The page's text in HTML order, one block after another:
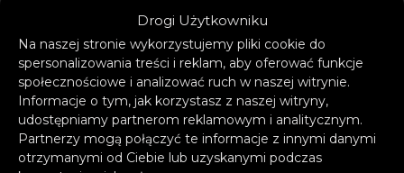
Drogi Użytkowniku
Na naszej stronie wykorzystujemy pliki cookie do
spersonalizowania treści i reklam, aby oferować funkcje
społecznościowe i analizować ruch w naszej witrynie.
Informacje o tym, jak korzystasz z naszej witryny,
udostępniamy partnerom reklamowym i analitycznym.
Partnerzy mogą połączyć te informacje z innymi danymi
otrzymanymi od Ciebie lub uzyskanymi podczas
świadomej swojej siły kobiecie, która wie
czego chce i nie boi się po to sięgać. Choć po
raz kolejny Ania podejmuje w tekście
tematykę relacji damsko-męskich, tym razem
wypowiada się z pozycji świetnej
obserwatorki, dostrzegającej złożoność
ludzkiej natury, której słowa mają w sobie